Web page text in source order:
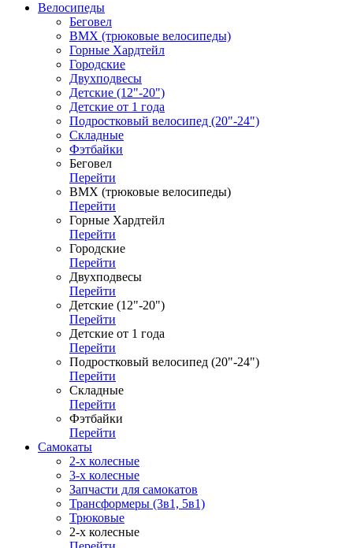
Велосипеды
Беговел
ВМХ (трюковые велосипеды)
Горные Хардтейл
Городские
Двухподвесы
Детские (12"-20")
Детские от 1 года
Подростковый велосипед (20"-24")
Складные
Фэтбайки
Беговел
Перейти
ВМХ (трюковые велосипеды)
Перейти
Горные Хардтейл
Перейти
Городские
Перейти
Двухподвесы
Перейти
Детские (12"-20")
Перейти
Детские от 1 года
Перейти
Подростковый велосипед (20"-24")
Перейти
Складные
Перейти
Фэтбайки
Перейти
Самокаты
2-х колесные
3-х колесные
Запчасти для самокатов
Трансформеры (3в1, 5в1)
Трюковые
2-х колесные